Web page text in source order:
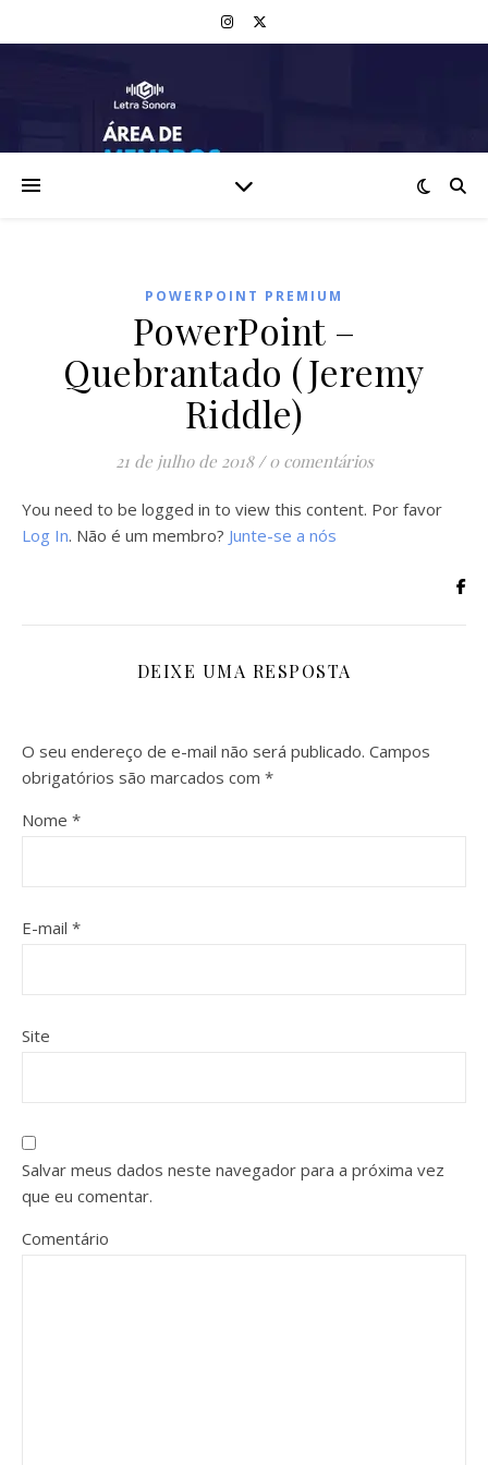
POWERPOINT PREMIUM
PowerPoint –
Quebrantado (Jeremy
Riddle)
21 de julho de 2018 / 0 comentários
You need to be logged in to view this content. Por favor
Log In. Não é um membro? Junte-se a nós
DEIXE UMA RESPOSTA
O seu endereço de e-mail não será publicado. Campos
obrigatórios são marcados com *
Nome *
E-mail *
Site
Salvar meus dados neste navegador para a próxima vez
que eu comentar.
Comentário